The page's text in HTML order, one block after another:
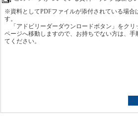
※資料としてPDFファイルが添付されている場合
す。
「アドビリーダーダウンロードボタン」をクリ
ページへ移動しますので、お持ちでない方は、
てください。